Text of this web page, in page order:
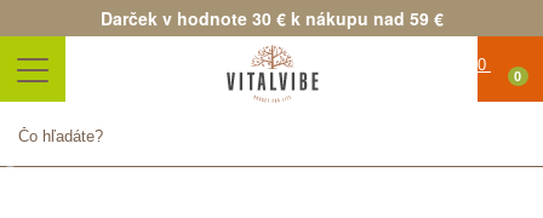
Darček v hodnote 30 € k nákupu nad 59 €
0
Produkt bol úspešne pridaný
do nákupného košíka